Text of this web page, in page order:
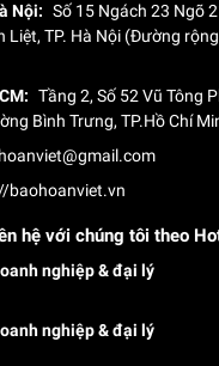
thống điện. Ủng cao
nguy cơ điện giật
điện trong các ngành
toàn mà còn là một
rằng người lao động
Nội: Số 15 Ngách 23 Ngõ
Liệt, TP. Hà Nội (Đường
Tầng 2, Số 52 Vũ Tông
Bình Trưng, TP.Hồ Chí
baohoanviet.vn
hệ với chúng tôi theo
nghiệp & đại lý
nghiệp & đại lý